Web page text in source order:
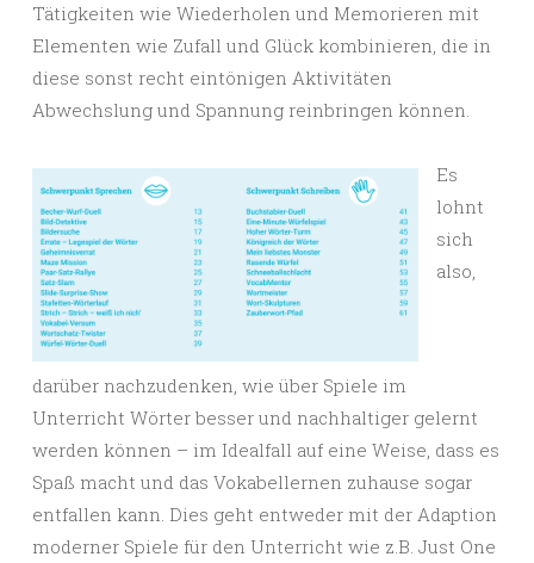
Tätigkeiten wie Wiederholen und Memorieren mit
Elementen wie Zufall und Glück kombinieren, die in
diese sonst recht eintönigen Aktivitäten
Abwechslung und Spannung reinbringen können.
Es
lohnt
sich
also,
darüber nachzudenken, wie über Spiele im
Unterricht Wörter besser und nachhaltiger gelernt
werden können – im Idealfall auf eine Weise, dass es
Spaß macht und das Vokabellernen zuhause sogar
entfallen kann. Dies geht entweder mit der Adaption
moderner Spiele für den Unterricht wie z.B. Just One